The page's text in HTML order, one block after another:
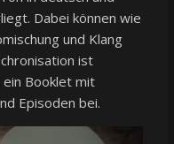
Dabei können wie
und Klang
ist
Booklet mit
Episoden bei.